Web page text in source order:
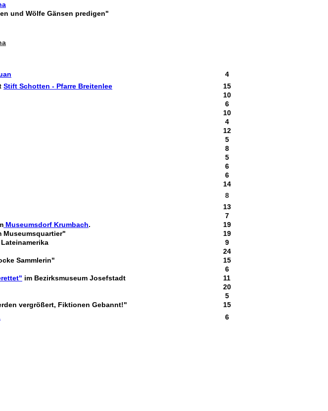
und Wölfe Gänsen predigen"
4
Stift Schotten - Pfarre Breitenlee
15
10
6
10
4
12
5
8
5
6
6
14
8
13
7
Museumsdorf Krumbach.
19
Museumsquartier"
19
9
24
Sammlerin"
15
6
im Bezirksmuseum Josefstadt
11
20
5
vergrößert, Fiktionen Gebannt!"
15
6